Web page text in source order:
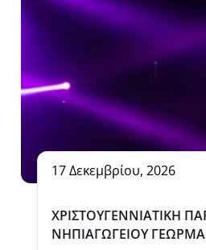
17 Δεκεμβρίου, 2026
ΧΡΙΣΤΟΥΓΕΝΝΙΑΤΙΚΗ
ΝΗΠΙΑΓΩΓΕΙΟΥ ΓΕΩΡΜΑ